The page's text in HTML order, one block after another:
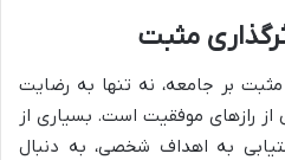
مثبت
بر جامعه، نه تنها به رضایت
از رازهای موفقیت است. بسیاری از
به اهداف شخصی، به دنبال